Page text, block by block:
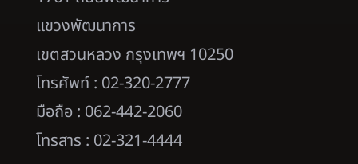
แขวงพัฒนาการ
เขตสวนหลวง กรุงเทพฯ 10250
โทรศัพท์ : 02-320-2777
มือถือ : 062-442-2060
โทรสาร : 02-321-4444